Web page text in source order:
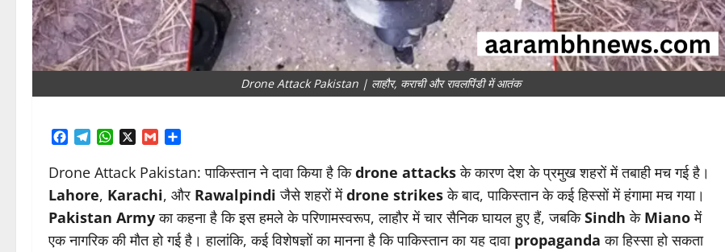
Drone Attack Pakistan | लाहौर, कराची और रावलपिंडी में आतंक
Facebook
TelegramWhatsAppGmail
Drone Attack Pakistan: पाकिस्तान ने दावा किया है किdrone attacksके कारण देश के प्रमुख शहरों में तबाही मच गई है।
Lahore, Karachi, और Rawalpindi जैसे शहरों मेंdrone strikesके बाद, पाकिस्तान के कई हिस्सों में हंगामा मच गया।
Pakistan Armyका कहना है कि इस हमले के परिणामस्वरूप, लाहौर में चार सैनिक घायल हुए हैं, जबकिSindh के Mianoमें
एक नागरिक की मौत हो गई है। हालांकि, कई विशेषज्ञों का मानना है कि पाकिस्तान का यह दावा propaganda का हिस्सा हो सकता